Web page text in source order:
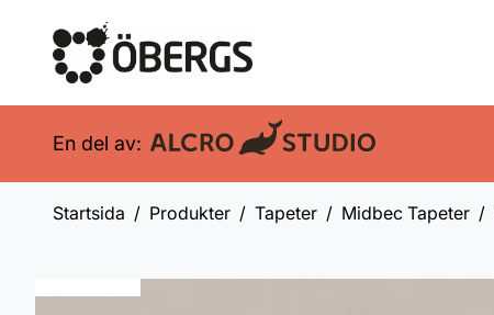
En del av:
Startsida Produkter Tapeter Midbec Tapeter